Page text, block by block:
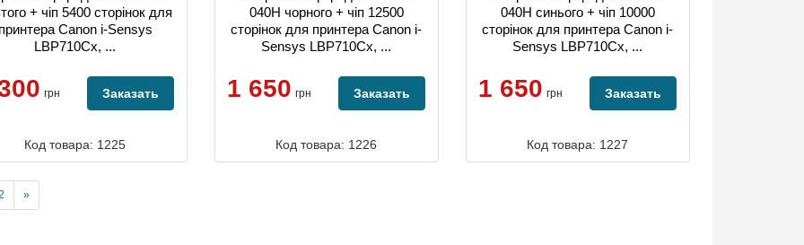
+ чіп 5400 сторінок для
принтера Canon i-Sensys
LBP710Cx, ...
грн Заказать
Код товара: 1225
040H чорного + чіп 12500
сторінок для принтера Canon i-
Sensys LBP710Cx, ...
1 650 грн Заказать
Код товара: 1226
040H синього + чіп 10000
сторінок для принтера Canon i-
Sensys LBP710Cx, ...
1 650 грн Заказать
Код товара: 1227
»